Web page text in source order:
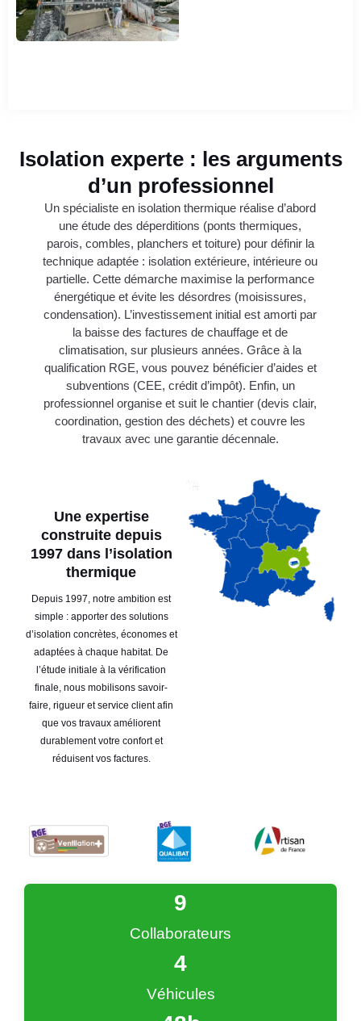
Isolation experte : les arguments
d’un professionnel
Un spécialiste en isolation thermique réalise d’abord
une étude des déperditions (ponts thermiques,
parois, combles, planchers et toiture) pour définir la
technique adaptée : isolation extérieure, intérieure ou
partielle. Cette démarche maximise la performance
énergétique et évite les désordres (moisissures,
condensation). L’investissement initial est amorti par
la baisse des factures de chauffage et de
climatisation, sur plusieurs années. Grâce à la
qualification RGE, vous pouvez bénéficier d’aides et
subventions (CEE, crédit d’impôt). Enfin, un
professionnel organise et suit le chantier (devis clair,
coordination, gestion des déchets) et couvre les
travaux avec une garantie décennale.
Une expertise
construite depuis
1997 dans l’isolation
thermique
Depuis 1997, notre ambition est
simple : apporter des solutions
d’isolation concrètes, économes et
adaptées à chaque habitat. De
l’étude initiale à la vérification
finale, nous mobilisons savoir-
faire, rigueur et service client afin
que vos travaux améliorent
durablement votre confort et
réduisent vos factures.
Collaborateurs
9
Véhicules
4